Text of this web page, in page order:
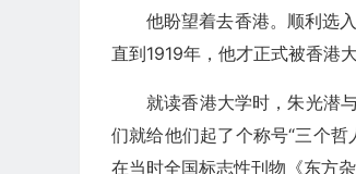
他盼望着去香港。顺利选
直到1919年，他才正式被香港
就读香港大学时，朱光潜
们就给他们起了个称号“三个
在当时全国标志性刊物《东方